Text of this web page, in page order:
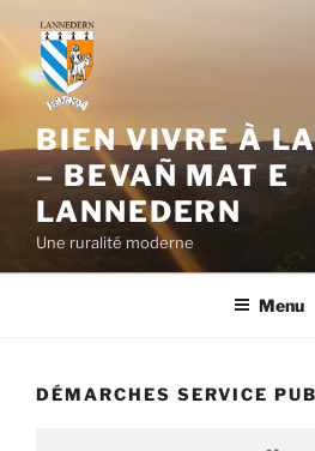
contenu
principal
BIEN VIVRE À
– BEVAÑ MAT E
LANNEDERN
Une ruralité moderne
Menu
DÉMARCHES SERVICE